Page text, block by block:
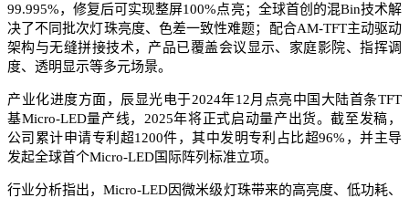
99.995%，修复后可实现整屏100%点亮；全球首创的混Bin技术解
决了不同批次灯珠亮度、色差一致性难题；配合AM-TFT主动驱动
架构与无缝拼接技术，产品已覆盖会议显示、家庭影院、指挥调
度、透明显示等多元场景。
产业化进度方面，辰显光电于2024年12月点亮中国大陆首条TFT
基Micro-LED量产线，2025年将正式启动量产出货。截至发稿，
公司累计申请专利超1200件，其中发明专利占比超96%，并主导
发起全球首个Micro-LED国际阵列标准立项。
行业分析指出，Micro-LED因微米级灯珠带来的高亮度、低功耗、